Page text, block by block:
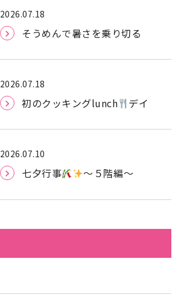
2026.07.18
そうめんで暑さを乗り切る
2026.07.18
初のクッキングlunch デイ
2026.07.10
七夕行事 〜５階編〜